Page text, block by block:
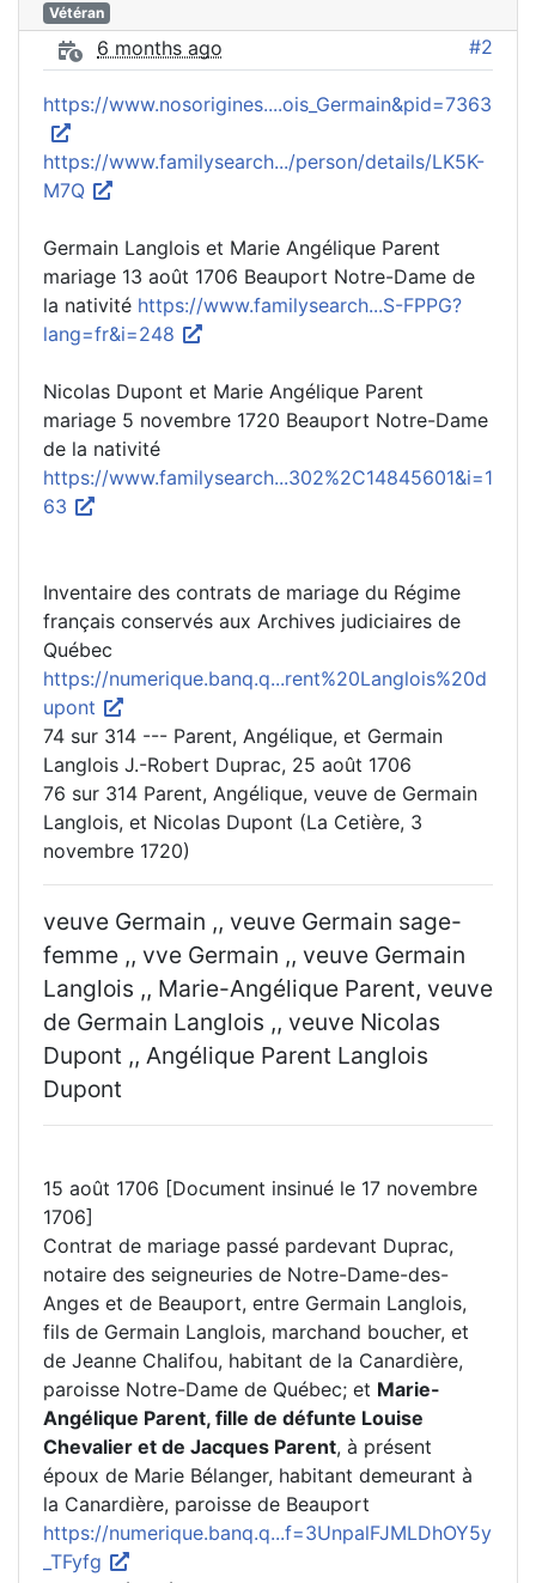
Vétéran
6 months ago #2
https://www.nosorigines....ois_Germain&pid=7363
https://www.familysearch.../person/details/LK5K-
M7Q
Germain Langlois et Marie Angélique Parent
mariage 13 août 1706 Beauport Notre-Dame de
la nativité https://www.familysearch...S-FPPG?
lang=fr&i=248
Nicolas Dupont et Marie Angélique Parent
mariage 5 novembre 1720 Beauport Notre-Dame
de la nativité
https://www.familysearch...302%2C14845601&i=1
63
Inventaire des contrats de mariage du Régime
français conservés aux Archives judiciaires de
Québec
https://numerique.banq.q...rent%20Langlois%20d
upont
74 sur 314 --- Parent, Angélique, et Germain
Langlois J.-Robert Duprac, 25 août 1706
76 sur 314 Parent, Angélique, veuve de Germain
Langlois, et Nicolas Dupont (La Cetière, 3
novembre 1720)
veuve Germain ,, veuve Germain sage-
femme ,, vve Germain ,, veuve Germain
Langlois ,, Marie-Angélique Parent, veuve
de Germain Langlois ,, veuve Nicolas
Dupont ,, Angélique Parent Langlois
Dupont
15 août 1706 [Document insinué le 17 novembre
1706]
Contrat de mariage passé pardevant Duprac,
notaire des seigneuries de Notre-Dame-des-
Anges et de Beauport, entre Germain Langlois,
fils de Germain Langlois, marchand boucher, et
de Jeanne Chalifou, habitant de la Canardière,
paroisse Notre-Dame de Québec; et Marie-
Angélique Parent, fille de défunte Louise
Chevalier et de Jacques Parent, à présent
époux de Marie Bélanger, habitant demeurant à
la Canardière, paroisse de Beauport
https://numerique.banq.q...f=3UnpalFJMLDhOY5y
_TFyfg